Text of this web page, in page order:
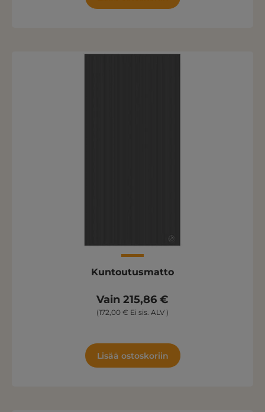
Kuntoutusmatto
Vain 215,86 €
(172,00 € Ei sis. ALV )
Lisää ostoskoriin